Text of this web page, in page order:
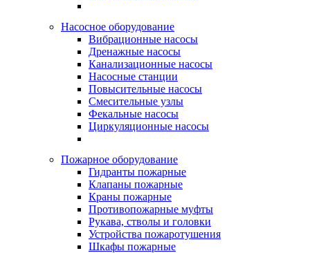
Насосное оборудование
Вибрационные насосы
Дренажные насосы
Канализационные насосы
Насосные станции
Повысительные насосы
Смесительные узлы
Фекальные насосы
Циркуляционные насосы
Пожарное оборудование
Гидранты пожарные
Клапаны пожарные
Краны пожарные
Противопожарные муфты
Рукава, стволы и головки
Устройства пожаротушения
Шкафы пожарные